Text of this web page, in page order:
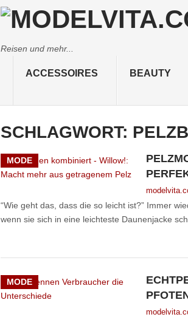
Reisen und mehr...
ACCESSOIRES BEAUTY
SCHLAGWORT:
MODE
“Wie geht das, dass die so leicht ist?” Immer
wenn sie sich in eine leichteste Daunenjacke
MODE